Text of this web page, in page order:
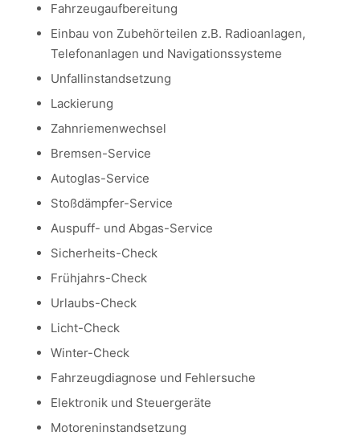
Fahrzeugaufbereitung
Einbau von Zubehörteilen z.B. Radioanlagen,
Telefonanlagen und Navigationssysteme
Unfallinstandsetzung
Lackierung
Zahnriemenwechsel
Bremsen-Service
Autoglas-Service
Stoßdämpfer-Service
Auspuff- und Abgas-Service
Sicherheits-Check
Frühjahrs-Check
Urlaubs-Check
Licht-Check
Winter-Check
Fahrzeugdiagnose und Fehlersuche
Elektronik und Steuergeräte
Motoreninstandsetzung